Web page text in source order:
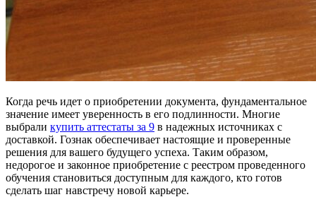
Когда речь идет о приобретении документа, фундаментальное
значение имеет уверенность в его подлинности. Многие
выбрали купить аттестаты за 9 в надежных источниках с
доставкой. Гознак обеспечивает настоящие и проверенные
решения для вашего будущего успеха. Таким образом,
недорогое и законное приобретение с реестром проведенного
обучения становиться доступным для каждого, кто готов
сделать шаг навстречу новой карьере.